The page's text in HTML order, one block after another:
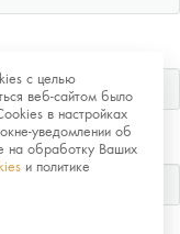
с целью
веб-сайтом было
в настройках
уведомлении об
на обработку Ваших
и политике